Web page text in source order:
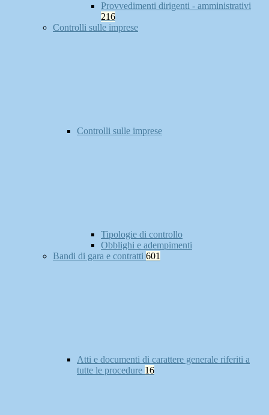
Provvedimenti dirigenti - amministrativi
216
Controlli sulle imprese
Controlli sulle imprese
Tipologie di controllo
Obblighi e adempimenti
Bandi di gara e contratti 601
Atti e documenti di carattere generale riferiti a
tutte le procedure 16